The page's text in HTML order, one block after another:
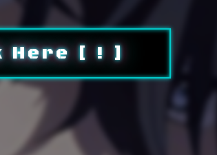
Here [ ! ]